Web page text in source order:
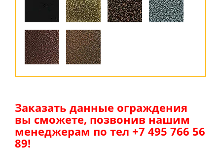
Заказать данные ограждения
вы сможете, позвонив нашим
менеджерам по тел +7 495 766 56
89!